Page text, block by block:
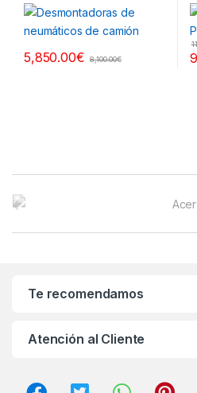
5,850.00€ 8,100.00€
Te recomendamos
Atención al Cliente